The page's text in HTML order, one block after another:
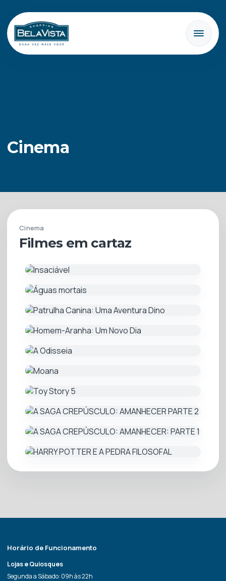
Horário de funcionamento
Abre hoje 12h às 21h
12h às 21h
Cinema
Cinema
Filmes em cartaz
Horário de Funcionamento
Lojas e Quiosques
Segunda a Sábado: 09h às 22h